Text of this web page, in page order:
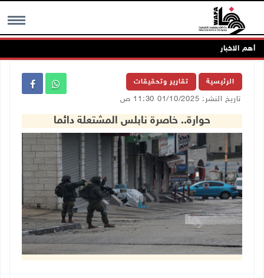
MENU أهم الاخبار
الرئيسية تقارير وتحقيقات
تاريخ النشر: 01/10/2025 11:30 ص
حوارة.. خاصرة نابلس المشتعلة دائما